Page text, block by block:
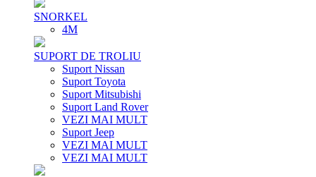
SNORKEL
4M
SUPORT DE TROLIU
Suport Nissan
Suport Toyota
Suport Mitsubishi
Suport Land Rover
VEZI MAI MULT
Suport Jeep
VEZI MAI MULT
VEZI MAI MULT